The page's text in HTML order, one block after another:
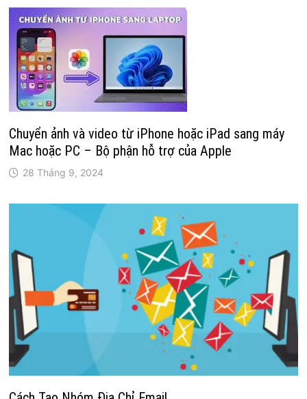
Chuyển ảnh và video từ iPhone hoặc iPad sang máy
Mac hoặc PC – Bộ phận hỗ trợ của Apple
28 Tháng 9, 2024